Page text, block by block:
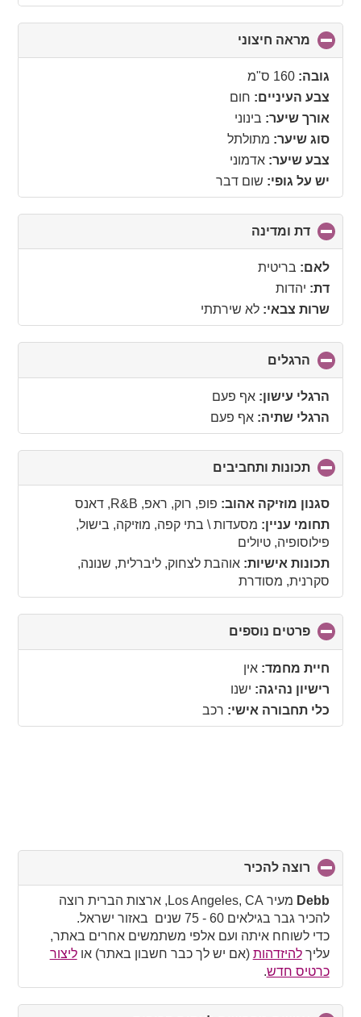
מראה חיצוני
to
גובה: 160 ס"מ
צבע העיניים: חום
אורך שיער: בינוני
סוג שיער: מתולתל
צבע שיער: אדמוני
יש על גופי: שום דבר
דת ומדינה
to
לאם: בריטית
דת: יהדות
שרות צבאי: לא שירתתי
הרגלים
to
collapseהרגלי עישון: אף פעם
הרגלי שתיה: אף פעם
תכונות ותחביבים
to
collapse
סגנון מוזיקה אהוב: פופ, רוק, ראפ, R&B, דאנס
תחומי עניין: מסעדות \ בתי קפה, מוזיקה, בישול,
פילוסופיה, טיולים
תכונות אישיות: אוהבת לצחוק, ליברלית, שנונה,
סקרנית, מסודרת
פרטים נוספים
to
חיית מחמד: אין
רישיון נהיגה: ישנו
כלי תחבורה אישי: רכב
רוצה להכיר
to
collapse
contents
Debb
מעיר Los Angeles, CA, ארצות הברית רוצה
להכיר גבר בגילאים 60 - 75 שנים באזור ישראל.
כדי לשוחח איתה ועם אלפי משתמשים אחרים באתר,
עליךלהיזדהות (אם יש לך כבר חשבון באתר) אוליצור
כרטיס חדש.